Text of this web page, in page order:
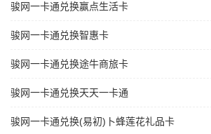
骏网一卡通兑换赢点生活卡
骏网一卡通兑换智惠卡
骏网一卡通兑换途牛商旅卡
骏网一卡通兑换天天一卡通
骏网一卡通兑换(易初)卜蜂莲花礼品卡